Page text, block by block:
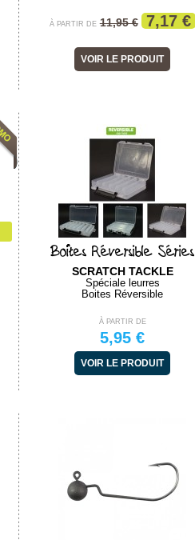
À PARTIR DE 11,95 € 7,17 €
VOIR LE PRODUIT
Boîtes Réversible Séries
SCRATCH TACKLE
Spéciale leurres
Boites Réversible
À PARTIR DE
5,95 €
VOIR LE PRODUIT